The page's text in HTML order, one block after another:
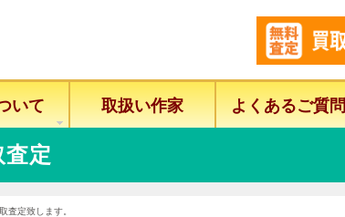
いて 取扱い作家 よくあるご質問
定
査定致します。